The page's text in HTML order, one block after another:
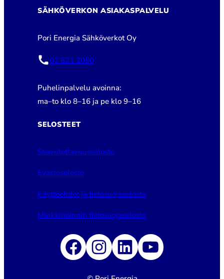
SÄHKÖVERKON ASIAKASPALVELU
Pori Energia Sähköverkot Oy
02 621 2050
Puhelinpalvelu avoinna:
ma–to klo 8–16 ja pe klo 9–16
SELOSTEET
Saavutettavuusseloste
Evästeseloste
Käyttöehdot ja tietosuojaseloste
Markkinoinnin tietosuojaseloste
Facebook
Instagram
LinkedIn
YouTube